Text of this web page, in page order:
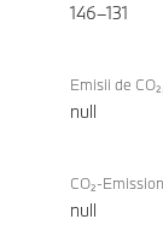
146–131
Emisii de
null
CO₂-
null